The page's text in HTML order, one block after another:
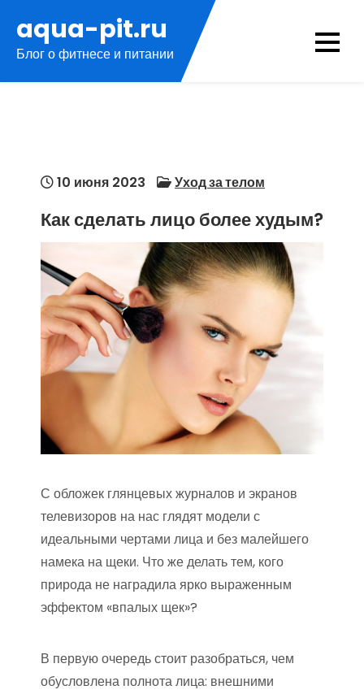
содержимому
aqua-pit.ru
Блог о фитнесе и питании
10 июня 2023 Уход за телом
Как сделать лицо более худым?
С обложек глянцевых журналов и экранов
телевизоров на нас глядят модели с
идеальными чертами лица и без малейшего
намека на щеки. Что же делать тем, кого
природа не наградила ярко выраженным
эффектом «впалых щек»?
В первую очередь стоит разобраться, чем
обусловлена полнота лица: внешними